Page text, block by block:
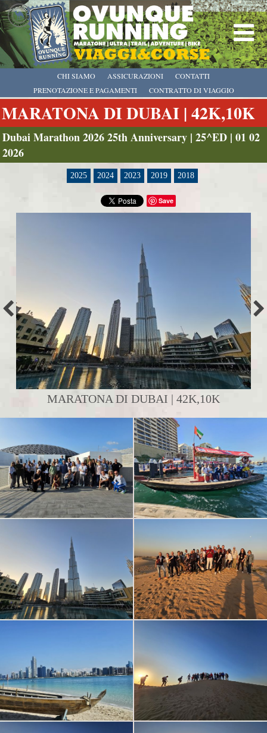
CHI SIAMO
PRENOTAZIONE E PAGAMENTI
CONTRATTO DI VIAGGIO
ASSICURAZIONI CONTATTI
MARATONA DI DUBAI | 42K,10K
Dubai Marathon 2026 25th Anniversary | 25^ED | 01 02
2026
2025 2024 2023 2019 2018
Save
MARATONA DI DUBAI | 42K,10K